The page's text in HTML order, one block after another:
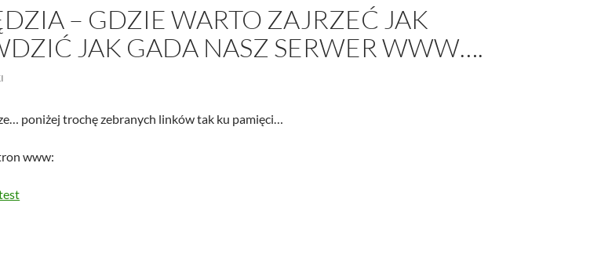
– GDZIE WARTO ZAJRZEĆ JAK
JAK GADA NASZ SERWER WWW….
poniżej trochę zebranych linków tak ku pamięci…
www: